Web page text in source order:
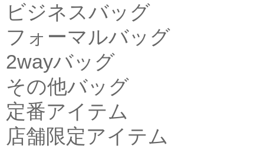
ビジネスバッグ
フォーマルバッグ
2wayバッグ
その他バッグ
定番アイテム
店舗限定アイテム